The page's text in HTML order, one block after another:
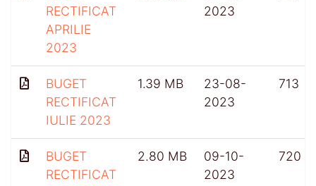
RECTIFICAT
APRILIE
2023
2023
BUGET
RECTIFICAT
IULIE 2023
1.39 MB
23-08-
2023
713
BUGET
RECTIFICAT
2.80 MB
09-10-
2023
720